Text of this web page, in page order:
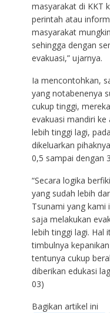
masyarakat di KKT
perintah atau
masyarakat
sehingga dengan
evakuasi,” ujarnya.
Ia mencontohkan,
yang notabenenya
cukup tinggi,
evakuasi mandiri ke
lebih tinggi lagi,
dikeluarkan
0,5 sampai dengan
“Secara logika
yang sudah lebih
Tsunami yang
saja melakukan
lebih tinggi lagi. Hal
timbulnya
tentunya cukup
diberikan edukasi
03)
Bagikan artikel ini